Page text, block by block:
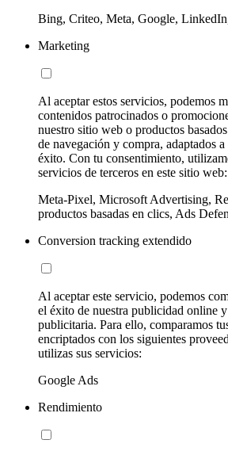
Bing, Criteo, Meta, Google,
Marketing
Al aceptar estos servicios, podemos
contenidos patrocinados o
nuestro sitio web o productos
de navegación y compra, adaptados
éxito. Con tu consentimiento,
servicios de terceros en este sitio web:
Meta-Pixel, Microsoft Advertising,
productos basadas en clics, Ads
Conversion tracking extendido
Al aceptar este servicio, podemos
el éxito de nuestra publicidad online
publicitaria. Para ello, comparamos
encriptados con los siguientes
utilizas sus servicios:
Google Ads
Rendimiento